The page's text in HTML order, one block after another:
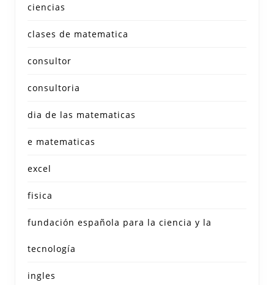
ciencias
clases de matematica
consultor
consultoria
dia de las matematicas
e matematicas
excel
fisica
fundación española para la ciencia y la
tecnología
ingles